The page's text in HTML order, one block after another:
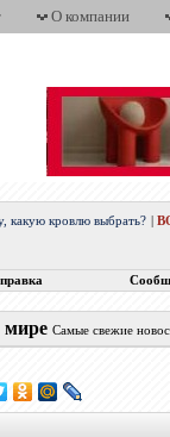
О компании
какую кровлю выбрать?
мире Самые свежие